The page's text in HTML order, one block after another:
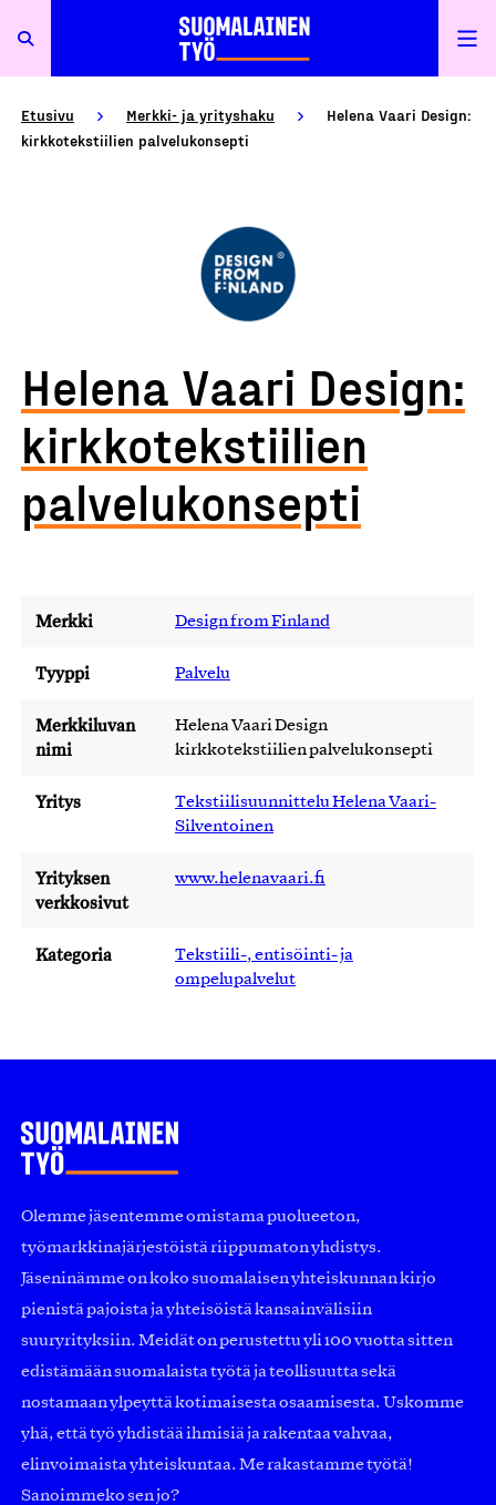
Etusivu Merkki- ja yrityshaku
Helena Vaari Design:
kirkkotekstiilien palvelukonsepti
Helena Vaari Design:
kirkkotekstiilien
palvelukonsepti
Merkki Design from Finland
Tyyppi Palvelu
Merkkiluvan
nimi
Helena Vaari Design
kirkkotekstiilien palvelukonsepti
Yritys
Tekstiilisuunnittelu Helena Vaari-
Silventoinen
Yrityksen
verkkosivut
www.helenavaari.fi
Kategoria
Tekstiili-, entisöinti- ja
ompelupalvelut
Olemme jäsentemme omistama puolueeton,
työmarkkinajärjestöistä riippumaton yhdistys.
Jäseninämme on koko suomalaisen yhteiskunnan kirjo
pienistä pajoista ja yhteisöistä kansainvälisiin
suuryrityksiin. Meidät on perustettu yli 100 vuotta sitten
edistämään suomalaista työtä ja teollisuutta sekä
nostamaan ylpeyttä kotimaisesta osaamisesta. Uskomme
yhä, että työ yhdistää ihmisiä ja rakentaa vahvaa,
elinvoimaista yhteiskuntaa. Me rakastamme työtä!
Sanoimmeko sen jo?